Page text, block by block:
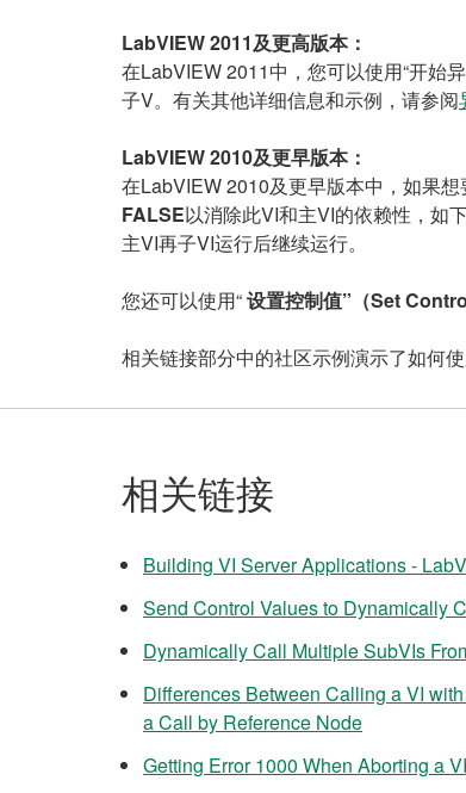
LabVIEW 2011及更高版本：
在LabVIEW 2011中，您可以使用“开始
子V。有关其他详细信息和示例，请参阅
LabVIEW 2010及更早版本：
在LabVIEW 2010及更早版本中，如果
FALSE以消除此VI和主VI的依赖性，如
主VI再子VI运行后继续运行。
您还可以使用“设置控制值”（Set
相关链接部分中的社区示例演示了如何
相关链接
Building VI Server Applications -
Send Control Values to Dynamically
Dynamically Call Multiple SubVIs
Differences Between Calling a VI
a Call by Reference Node
Getting Error 1000 When Aborting a